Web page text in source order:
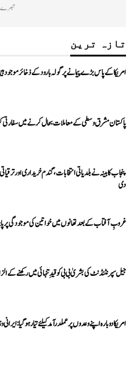
تبصرے
تازہ ترین
امریکا کے پاس بڑے پیمانے پر گولہ بارود کے ذخائر
پاکستان مشرق وسطی کے معاملات بحال کرنے میں سفارتی
پنجاب کابینہ نے بلدیاتی انتخابات، گندم خریداری اور
دی
غروبِ آفتاب کے بعد تھانوں میں خواتین کی موجودگی پر
جیل سپرنٹنڈنٹ کی بشریٰ بی بی کو قیدِ تنہائی میں رکھنے کے
امریکا دوبارہ اپنے وعدوں پر عملدرآمد کیلئے تیار ہو گیا: